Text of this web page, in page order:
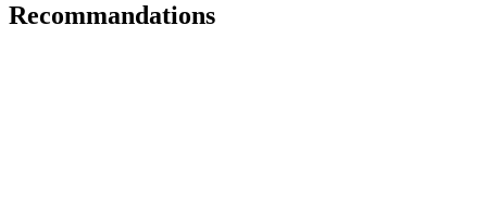
Recommandations